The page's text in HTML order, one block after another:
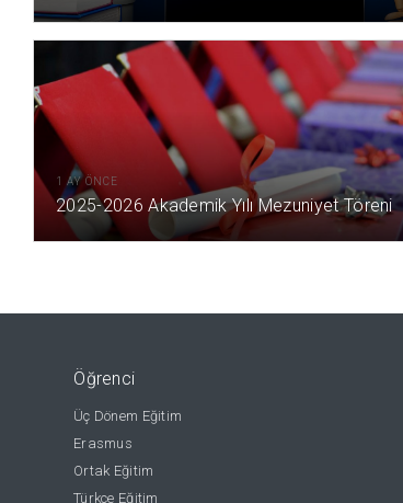
1 AY ÖNCE
2025-2026 Akademik Yılı Mezuniyet Töreni
Öğrenci
Üç Dönem Eğitim
Erasmus
Ortak Eğitim
Türkçe Eğitim